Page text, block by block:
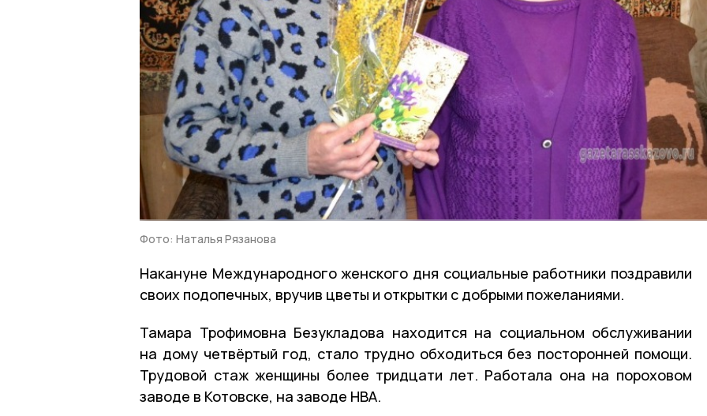
Фото: Наталья Рязанова
Накануне Международного женского дня социальные работники поздравили
своих подопечных, вручив цветы и открытки с добрыми пожеланиями.
Тамара Трофимовна Безукладова находится на социальном обслуживании
на дому четвёртый год, стало трудно обходиться без посторонней помощи.
Трудовой стаж женщины более тридцати лет. Работала она на пороховом
заводе в Котовске, на заводе НВА.